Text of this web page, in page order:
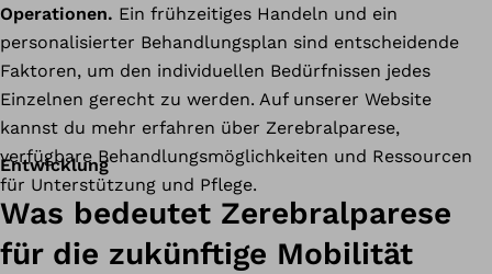
Operationen. Ein frühzeitiges Handeln und ein
personalisierter Behandlungsplan sind entscheidende
Faktoren, um den individuellen Bedürfnissen jedes
Einzelnen gerecht zu werden. Auf unserer Website
kannst du mehr erfahren über Zerebralparese,
verfügbare Behandlungsmöglichkeiten und Ressourcen
für Unterstützung und Pflege.
Entwicklung
Was bedeutet Zerebralparese
für die zukünftige Mobilität